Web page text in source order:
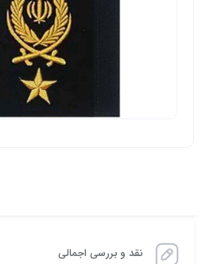
نقد و بررسی اجمالی